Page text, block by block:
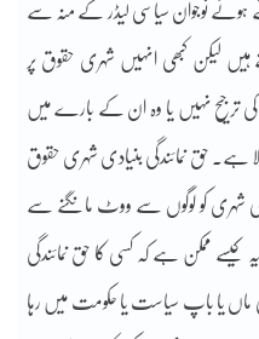
نوجوان سیاسی لیڈر کے منہ سے
ہیں لیکن کبھی انہیں شہری حقوق پر
ترجیح نہیں یا وہ ان کے بارے میں
ہے۔ حق نمائندگی بنیادی شہری حقوق
کو لوگوں سے ووٹ مانگنے سے
کیسے ممکن ہے کہ کسی کا حق نمائندگی
یا باپ سیاست یا حکومت میں رہا